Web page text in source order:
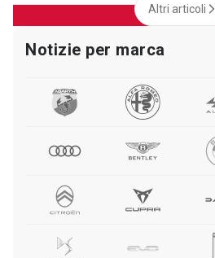
Altri articoli
Notizie per marca